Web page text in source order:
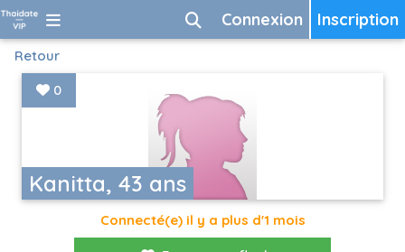
Inscription
Connexion
Retour
Kanitta, 43 ans
0
Connecté(e) il y a plus d'1 mois